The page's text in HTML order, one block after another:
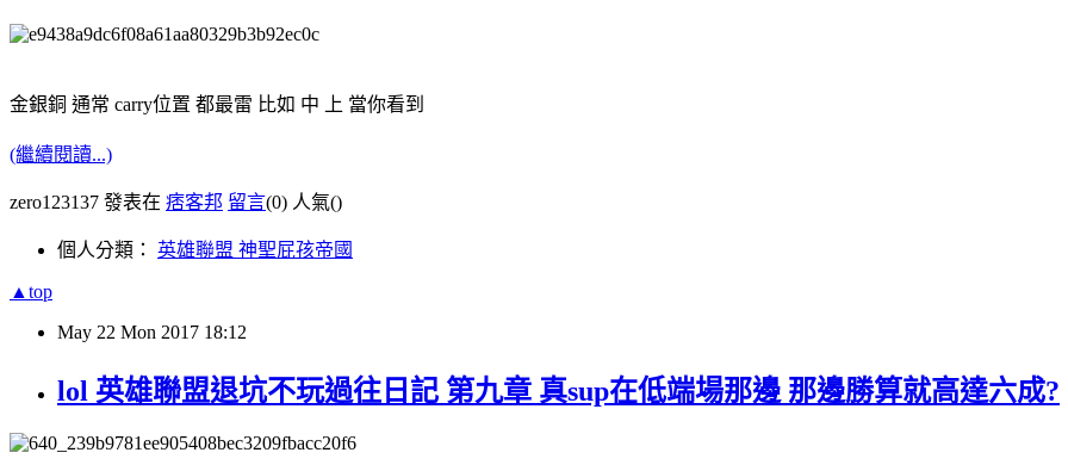
金銀銅 通常 carry位置 都最雷 比如 中 上 當你看到
(繼續閱讀...)
zero123137 發表在 痞客邦 留言(0) 人氣()
個人分類： 英雄聯盟 神聖屁孩帝國
▲top
May 22 Mon 2017 18:12
lol 英雄聯盟退坑不玩過往日記 第九章 真sup在低端場那邊 那邊勝算就高達六成?